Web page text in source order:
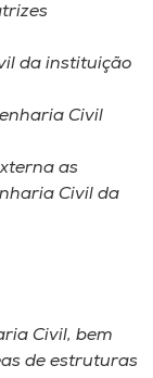
da instituição
Civil
as
Civil da
Civil, bem
de estruturas